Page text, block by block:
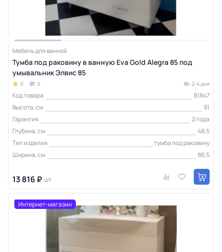
Мебель для ванной
Тумба под раковину в ванную Eva Gold Alegra 85 под
умывальник Элвис 85
0 0 2-4 дня
Код товара
81847
Высота, см
91
Гарантия
2 года
Глубина, см
48,5
Тип изделия
тумба под раковину
Ширина, см
86,5
13 816 ₽ шт
Интернет-магазин